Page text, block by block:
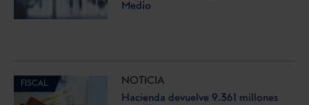
Medio
FISCAL
NOTICIA
Hacienda devuelve 9.361 millones